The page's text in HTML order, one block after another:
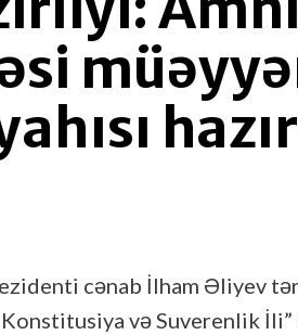
cənab İlham Əliyev
və Suverenlik